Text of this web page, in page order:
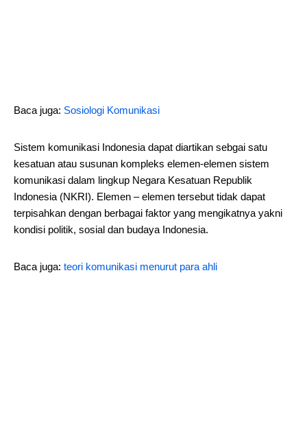
Baca juga: Sosiologi Komunikasi
Sistem komunikasi Indonesia dapat diartikan sebgai satu
kesatuan atau susunan kompleks elemen-elemen sistem
komunikasi dalam lingkup Negara Kesatuan Republik
Indonesia (NKRI). Elemen – elemen tersebut tidak dapat
terpisahkan dengan berbagai faktor yang mengikatnya yakni
kondisi politik, sosial dan budaya Indonesia.
Baca juga: teori komunikasi menurut para ahli